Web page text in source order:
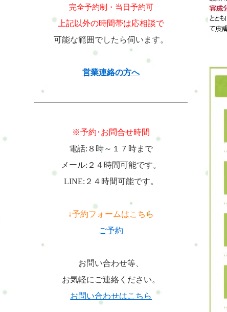
完全予約制・当日予約可
上記以外の時間帯は応相談で
可能な範囲でしたら伺います。
営業連絡の方へ
※予約･お問合せ時間
電話:８時～１７時まで
メール:２４時間可能です。
LINE:２４時間可能です。
↓予約フォームはこちら
ご予約
お問い合わせ等、
お気軽にご連絡ください。
お問い合わせはこちら